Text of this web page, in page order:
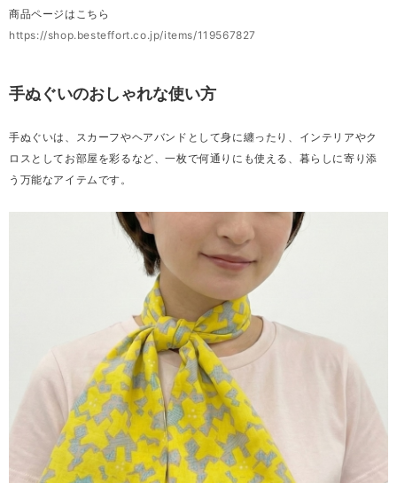
商品ページはこちら
https://shop.besteffort.co.jp/items/119567827
手ぬぐいのおしゃれな使い方
手ぬぐいは、スカーフやヘアバンドとして身に纏ったり、インテリアやク
ロスとしてお部屋を彩るなど、一枚で何通りにも使える、暮らしに寄り添
う万能なアイテムです。